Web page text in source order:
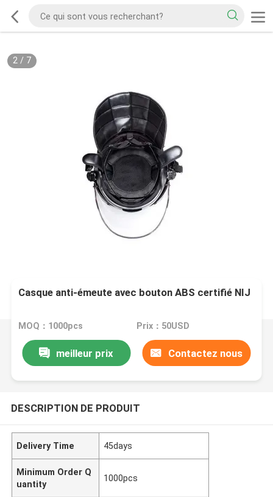
2/ 7
Casque anti-émeute avec bouton ABS certifié NIJ
MOQ：1000pcs Prix：50USD
meilleur prix Contactez nous
DESCRIPTION DE PRODUIT
Delivery Time 45days
Minimum Order Q
uantity
1000pcs